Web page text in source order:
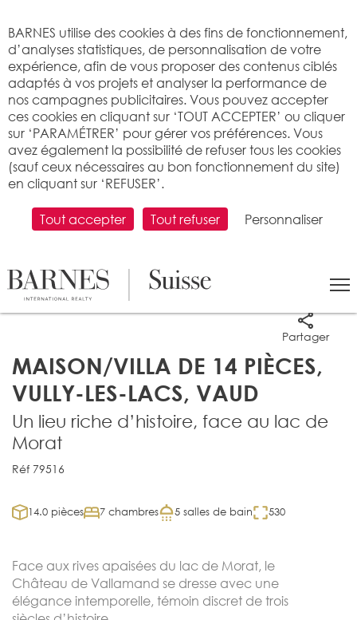
13 photos
MAISON/VILLA DE 14 PIÈCES,
VULLY-LES-LACS, VAUD
Partager
Un lieu riche d’histoire, face au lac de
Morat
Réf 79516
14.0 pièces 7 chambres 5 salles de bain 530
Face aux rives apaisées du lac de Morat, le
Château de Vallamand se dresse avec une
élégance intemporelle, témoin discret de trois
BARNES utilise des cookies à des fins de fonctionnement,
d’analyses statistiques, de personnalisation de votre
expérience, afin de vous proposer des contenus ciblés
adaptés à vos projets et analyser la performance de
nos campagnes publicitaires. Vous pouvez accepter
ces cookies en cliquant sur ‘TOUT ACCEPTER’ ou cliquer
sur ‘PARAMÉTRER’ pour gérer vos préférences. Vous
avez également la possibilité de refuser tous les cookies
(sauf ceux nécessaires au bon fonctionnement du site)
en cliquant sur ‘REFUSER’.
Tout accepter Tout refuser Personnaliser